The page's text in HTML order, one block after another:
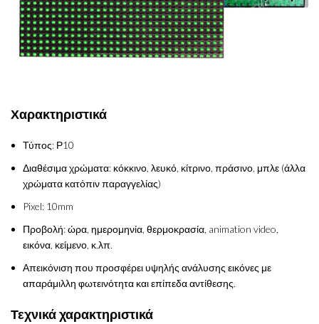
Χαρακτηριστικά
Τύπος: Ρ10
Διαθέσιμα χρώματα: κόκκινο, λευκό, κίτρινο, πράσινο, μπλε (άλλα
χρώματα κατόπιν παραγγελίας)
Pixel: 10mm
Προβολή: ώρα, ημερομηνία, θερμοκρασία, animation video,
εικόνα, κείμενο, κ.λπ.
Απεικόνιση που προσφέρει υψηλής ανάλυσης εικόνες με
απαράμιλλη φωτεινότητα και επίπεδα αντίθεσης.
Τεχνικά χαρακτηριστικά